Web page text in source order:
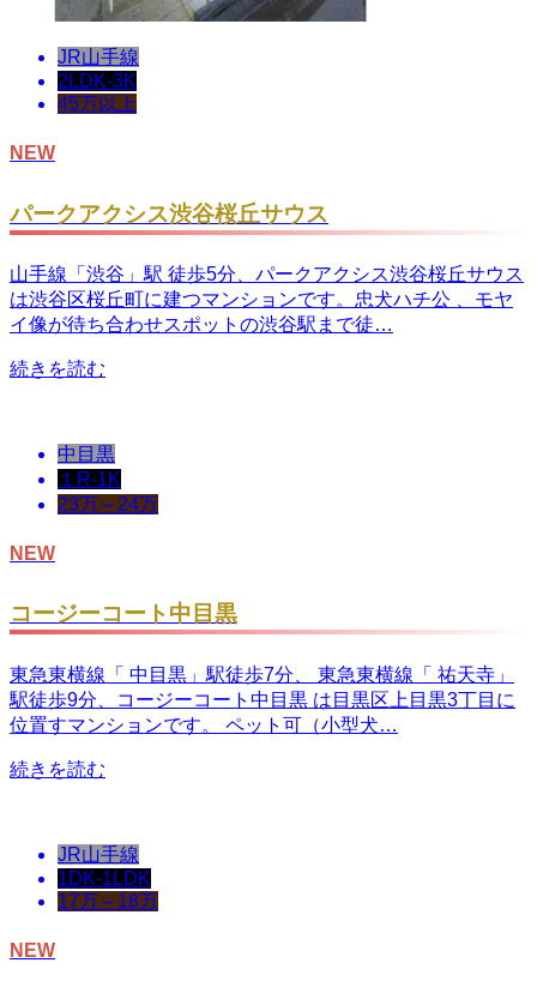
JR山手線
2LDK-3K
45万以上
NEW
パークアクシス渋谷桜丘サウス
山手線「渋谷」駅 徒歩5分、パークアクシス渋谷桜丘サウス
は渋谷区桜丘町に建つマンションです。忠犬ハチ公 、モヤ
イ像が待ち合わせスポットの渋谷駅まで徒…
続きを読む
中目黒
１R-1K
23万～24万
NEW
コージーコート中目黒
東急東横線「 中目黒」駅徒歩7分、 東急東横線「 祐天寺」
駅徒歩9分、コージーコート中目黒 は目黒区上目黒3丁目に
位置すマンションです。 ペット可（小型犬…
続きを読む
JR山手線
1DK-1LDK
17万～18万
NEW